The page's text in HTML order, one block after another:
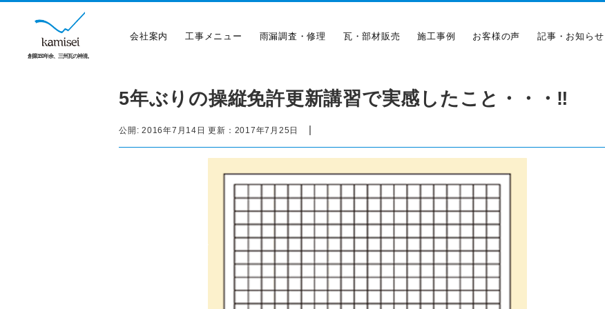
創業150年余、三州瓦の神清。
会社案内 工事メニュー 雨漏調査・修理 瓦・部材販売 施工事例 お客様の声 記事・お知らせ
5年ぶりの操縦免許更新講習で実感したこと・・・‼︎
公開: 2016年7月14日 更新： 2017年7月25日 |